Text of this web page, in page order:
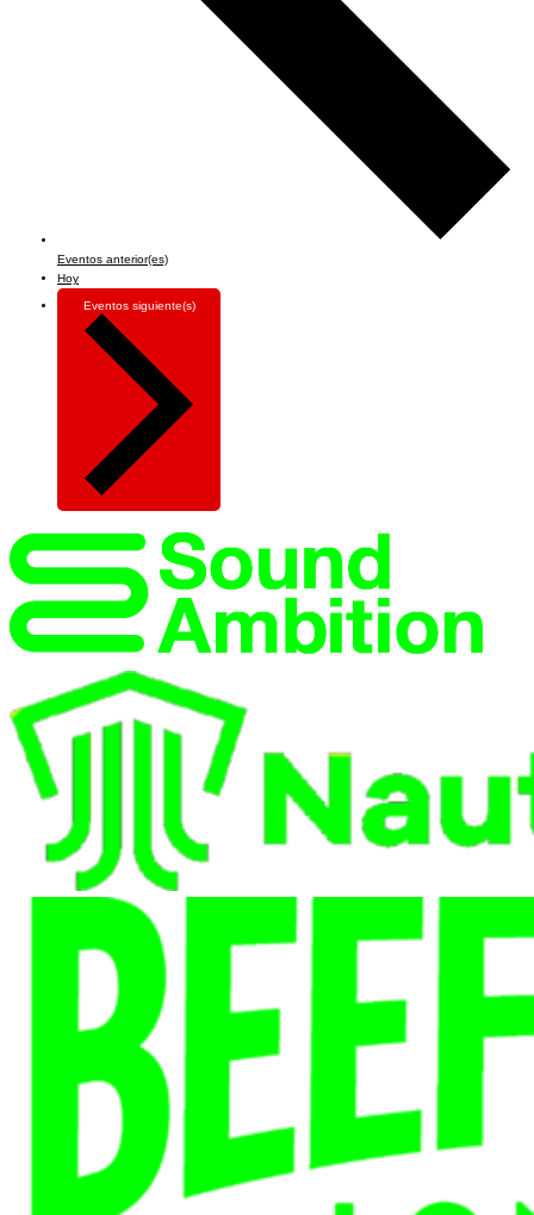
Eventos anterior(es)
Hoy
Eventossiguiente(s)